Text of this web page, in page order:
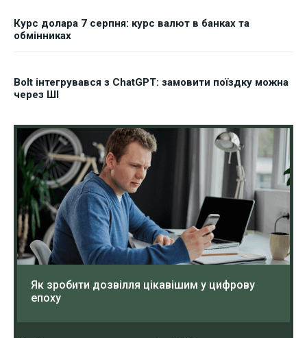
Курс долара 7 серпня: курс валют в банках та
обмінниках
Bolt інтегрувався з ChatGPT: замовити поїздку можна
через ШІ
Як зробити дозвілля цікавішим у цифрову
епоху